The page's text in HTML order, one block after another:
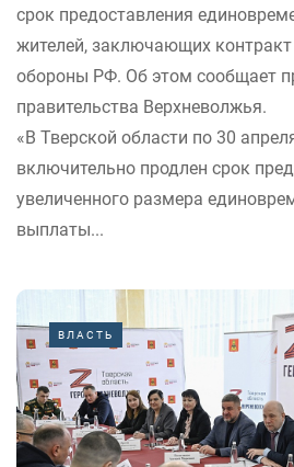
срок предоставления
жителей, заключающих
обороны РФ. Об этом сообщает
правительства Верхневолжья.
«В Тверской области по 30
включительно продлен срок
увеличенного размера
выплаты...
ВЛАСТЬ